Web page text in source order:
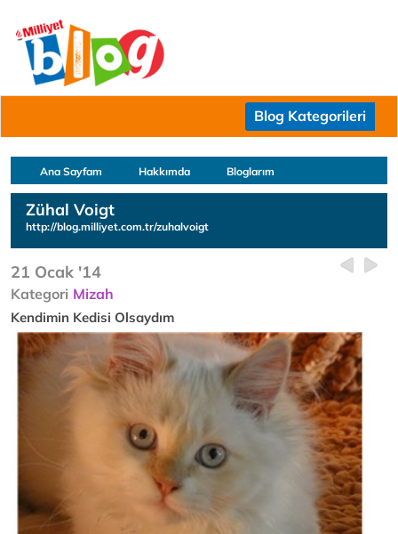
Blog Kategorileri
Ana Sayfam Hakkımda Bloglarım
Zühal Voigt
http://blog.milliyet.com.tr/zuhalvoigt
21 Ocak '14
Kategori Mizah
Kendimin Kedisi Olsaydım